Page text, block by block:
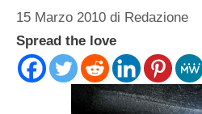
15 Marzo 2010 di Redazione
Spread the love